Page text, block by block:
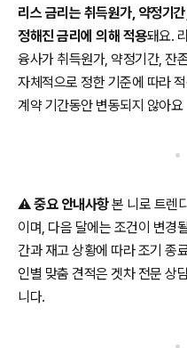
리스 금리는 취득원가, 약정기
정해진 금리에 의해 적용돼요.
융사가 취득원가, 약정기간, 잔
자체적으로 정한 기준에 따라
계약 기간동안 변동되지 않아요
⚠️중요 안내사항본 니로 트렌
이며, 다음 달에는 조건이 변경
간과 재고 상황에 따라 조기 종
인별 맞춤 견적은 겟차 전문 상
니다.